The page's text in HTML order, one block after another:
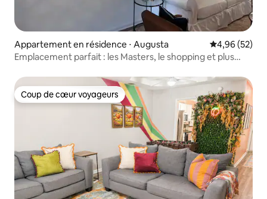
Appartement en résidence ⋅ Augusta Évaluation
4,96 (52)
Emplacement parfait : les Masters, le shopping et plus
Coup de cœur voyageurs
Coup de cœur voyageurs